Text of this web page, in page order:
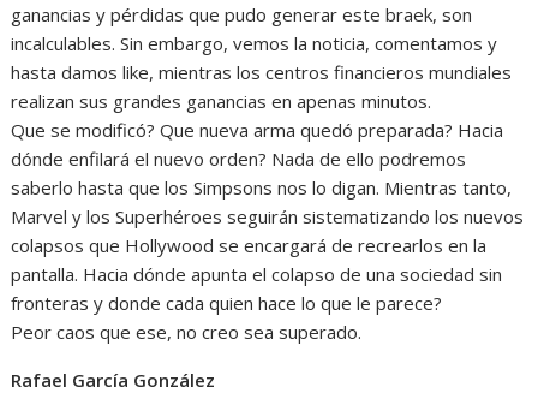
ganancias y pérdidas que pudo generar este braek, son
incalculables. Sin embargo, vemos la noticia, comentamos y
hasta damos like, mientras los centros financieros mundiales
realizan sus grandes ganancias en apenas minutos.
Que se modificó? Que nueva arma quedó preparada? Hacia
dónde enfilará el nuevo orden? Nada de ello podremos
saberlo hasta que los Simpsons nos lo digan. Mientras tanto,
Marvel y los Superhéroes seguirán sistematizando los nuevos
colapsos que Hollywood se encargará de recrearlos en la
pantalla. Hacia dónde apunta el colapso de una sociedad sin
fronteras y donde cada quien hace lo que le parece?
Peor caos que ese, no creo sea superado.
Rafael García González